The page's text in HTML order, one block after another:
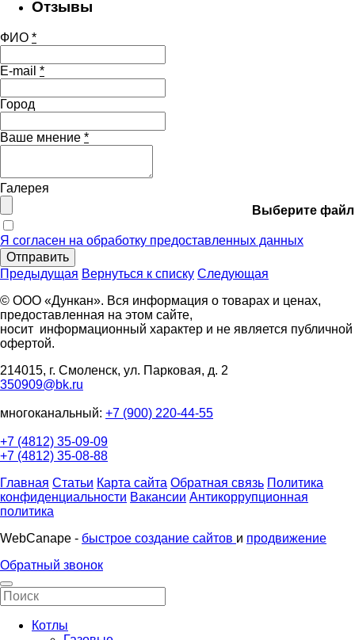
Отзывы
ФИО *
E-mail *
Город
Ваше мнение *
Галерея
Выберите файл
Я согласен на обработку предоставленных данных
Отправить
Предыдущая Вернуться к списку Следующая
© ООО «Дункан». Вся информация о товарах и ценах,
предоставленная на этом сайте,
носит информационный характер и не является публичной
офертой.
214015, г. Смоленск, ул. Парковая, д. 2
350909@bk.ru
многоканальный: +7 (900) 220-44-55
+7 (4812) 35-09-09
+7 (4812) 35-08-88
Главная Статьи Карта сайта Обратная связь Политика
конфиденциальности Вакансии Антикоррупционная
политика
WebCanape - быстрое создание сайтов и продвижение
Обратный звонок
Котлы